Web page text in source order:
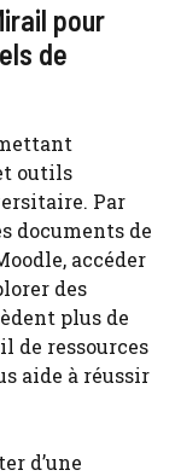
pour
de
outils
Par
documents de
accéder
des
plus de
de ressources
aide à réussir
d’une